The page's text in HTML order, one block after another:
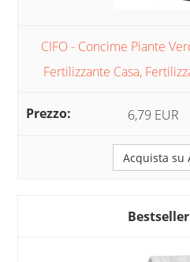
CIFO - Concime Piante
Fertilizzante Casa,
6,79 EUR
Acquista su